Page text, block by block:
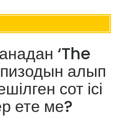
‘The
алып
сот ісі
ете ме?